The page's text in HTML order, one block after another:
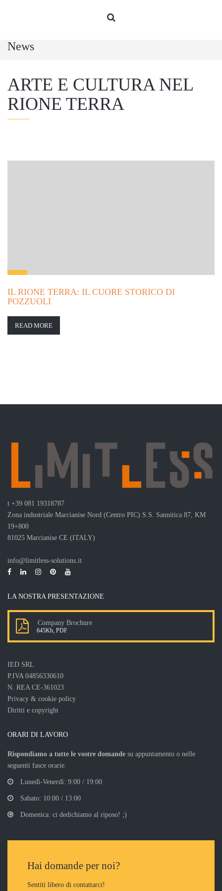
News
ARTE E CULTURA NEL
RIONE TERRA
IL RIONE TERRA: IL CUORE STORICO DI
POZZUOLI
READ MORE
t +39 081 19318787
Zona industriale Marcianise Nord (Centro PIC) S.S. Sannitica 87, KM
19+800
81025 Marcianise CE (ITALY)
info@limitless-solutions.it
LA NOSTRA PRESENTAZIONE
Company Brochure
645Kb, PDF
IED SRL
P.IVA 04856330610
N. REA CE-361023
Privacy & cookie policy
Diritti e copyright
ORARI DI LAVORO
Rispondiamo a tutte le vostre domande su appuntamento o nelle
seguenti fasce orarie.
Lunedì-Venerdì: 9:00 / 19:00
Sabato: 10:00 / 13:00
Domenica: ci dedichiamo al riposo! ;)
Hai domande per noi?
Sentiti libero di contattarci!